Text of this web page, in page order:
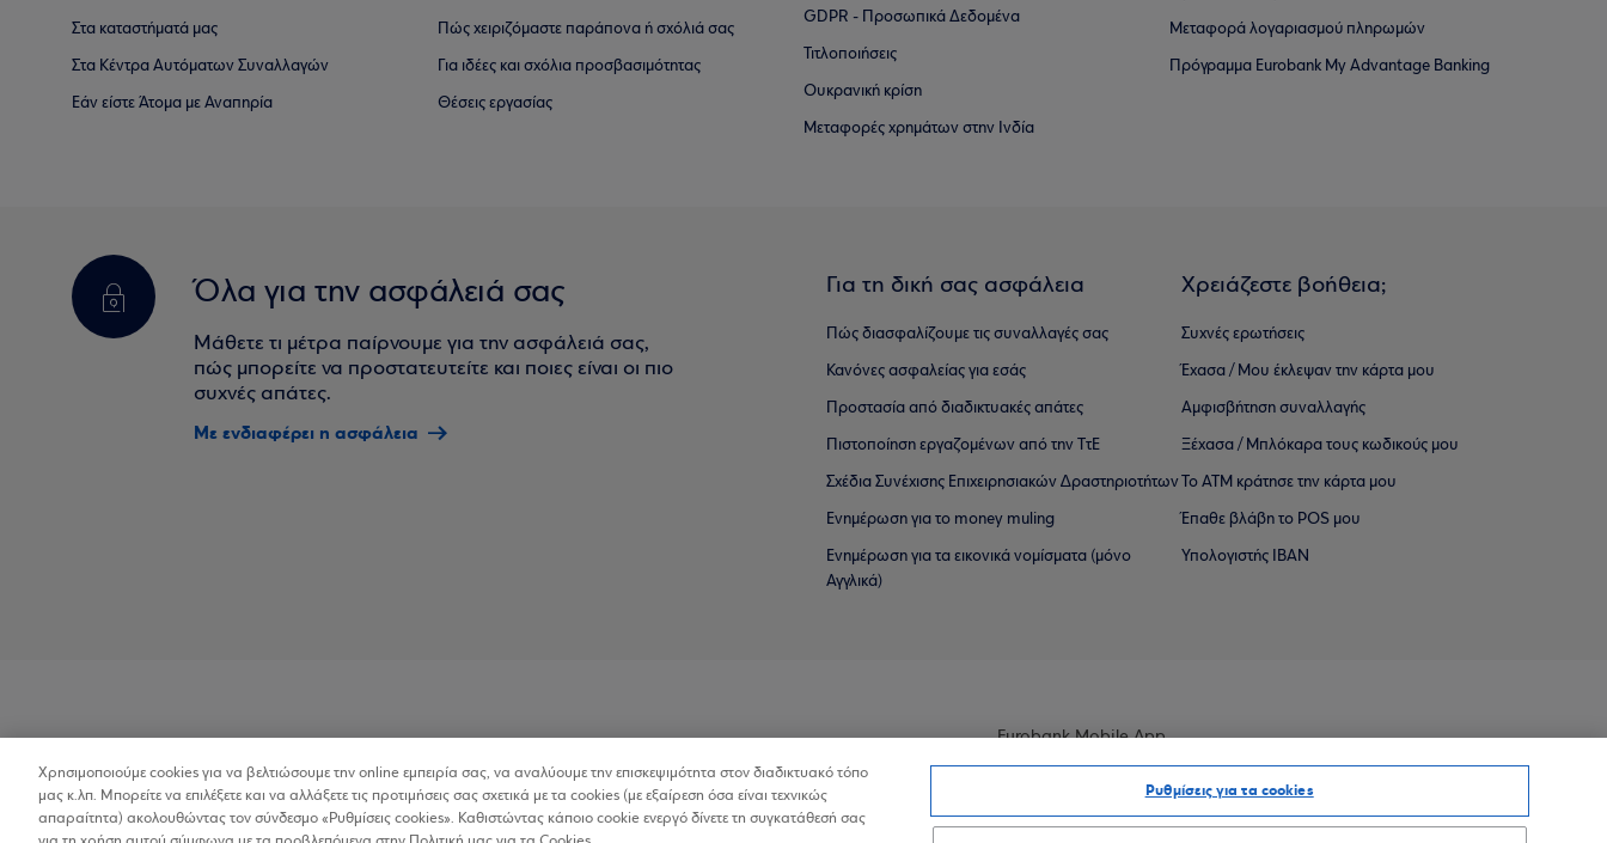
Στα καταστήματά μας
Στα Κέντρα Αυτόματων Συναλλαγών
Εάν είστε Άτομα με Αναπηρία
Πώς χειριζόμαστε παράπονα ή σχόλιά σας
Για ιδέες και σχόλια προσβασιμότητας
Θέσεις εργασίας
GDPR - Προσωπικά Δεδομένα
Τιτλοποιήσεις
Ουκρανική κρίση
Μεταφορές χρημάτων στην Ινδία
Μεταφορά λογαριασμού πληρωμών
Πρόγραμμα Eurobank My Advantage Banking
Όλα για την ασφάλειά σας
Μάθετε τι μέτρα παίρνουμε για την ασφάλειά σας,
πώς μπορείτε να προστατευτείτε και ποιες είναι οι πιο
συχνές απάτες.
Με ενδιαφέρει η ασφάλεια
Για τη δική σας ασφάλεια
Πώς διασφαλίζουμε τις συναλλαγές σας
Κανόνες ασφαλείας για εσάς
Προστασία από διαδικτυακές απάτες
Πιστοποίηση εργαζομένων από την ΤτΕ
Σχέδια Συνέχισης Επιχειρησιακών ∆ραστηριοτήτων
Ενημέρωση για το money muling
Ενημέρωση για τα εικονικά νομίσματα (μόνο
Αγγλικά)
Χρειάζεστε βοήθεια;
Συχνές ερωτήσεις
Έχασα / Μου έκλεψαν την κάρτα μου
Αμφισβήτηση συναλλαγής
Ξέχασα / Μπλόκαρα τους κωδικούς μου
Το ΑΤΜ κράτησε την κάρτα μου
Έπαθε βλάβη το POS μου
Υπολογιστής IBAN
Προσβασιμότητα
Eurobank Mobile App
Χρησιμοποιούμε cookies για να βελτιώσουμε την online εμπειρία σας, να αναλύουμε την επισκεψιμότητα στον διαδικτυακό τόπο
μας κ.λπ. Μπορείτε να επιλέξετε και να αλλάξετε τις προτιμήσεις σας σχετικά με τα cookies (με εξαίρεση όσα είναι τεχνικώς
απαραίτητα) ακολουθώντας τον σύνδεσμο «Ρυθμίσεις cookies». Καθιστώντας κάποιο cookie ενεργό δίνετε τη συγκατάθεσή σας
Ρυθμίσεις για τα cookies